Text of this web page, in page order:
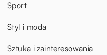
Sport
Styl i moda
Sztuka i zainteresowania